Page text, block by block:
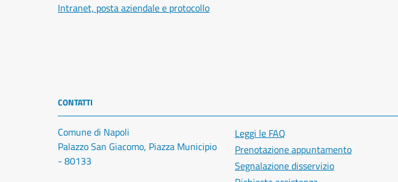
Intranet, posta aziendale e protocollo
CONTATTI
Comune di Napoli
Palazzo San Giacomo, Piazza Municipio
- 80133
Leggi le FAQ
Prenotazione appuntamento
Segnalazione disservizio